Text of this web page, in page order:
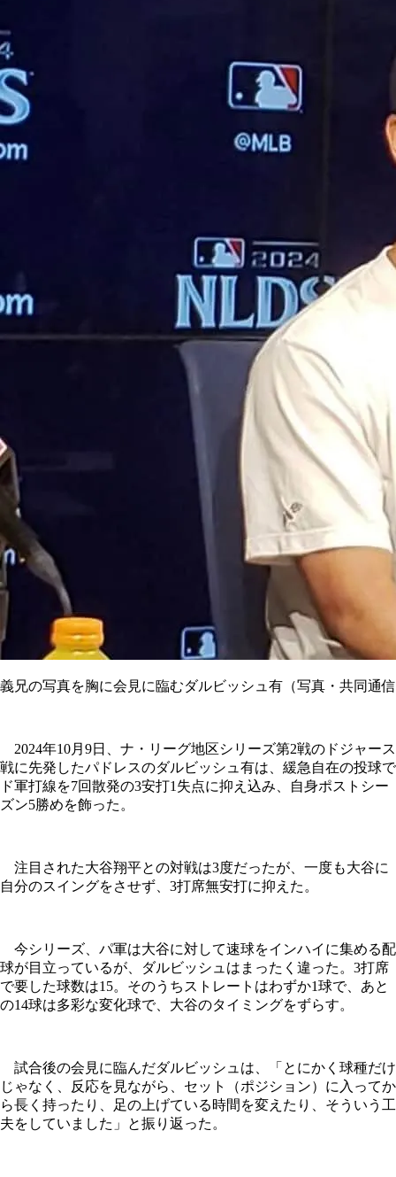
義兄の写真を胸に会見に臨むダルビッシュ有（写真・共同通
2024年10月9日、ナ・リーグ地区シリーズ第2戦のドジャース
戦に先発したパドレスのダルビッシュ有は、緩急自在の投球で
ド軍打線を7回散発の3安打1失点に抑え込み、自身ポストシー
ズン5勝めを飾った。
注目された大谷翔平との対戦は3度だったが、一度も大谷に
自分のスイングをさせず、3打席無安打に抑えた。
今シリーズ、パ軍は大谷に対して速球をインハイに集める配
球が目立っているが、ダルビッシュはまったく違った。3打席
で要した球数は15。そのうちストレートはわずか1球で、あと
の14球は多彩な変化球で、大谷のタイミングをずらす。
試合後の会見に臨んだダルビッシュは、「とにかく球種だけ
じゃなく、反応を見ながら、セット（ポジション）に入ってか
ら長く持ったり、足の上げている時間を変えたり、そういう工
夫をしていました」と振り返った。